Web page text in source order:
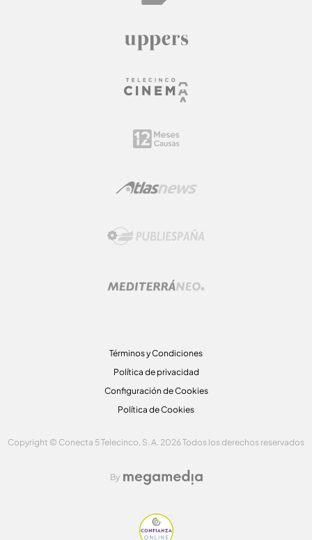
Términos y Condiciones
Política de privacidad
Configuración de Cookies
Política de Cookies
Copyright © Conecta 5 Telecinco, S. A. 2026 Todos los derechos reservados
By